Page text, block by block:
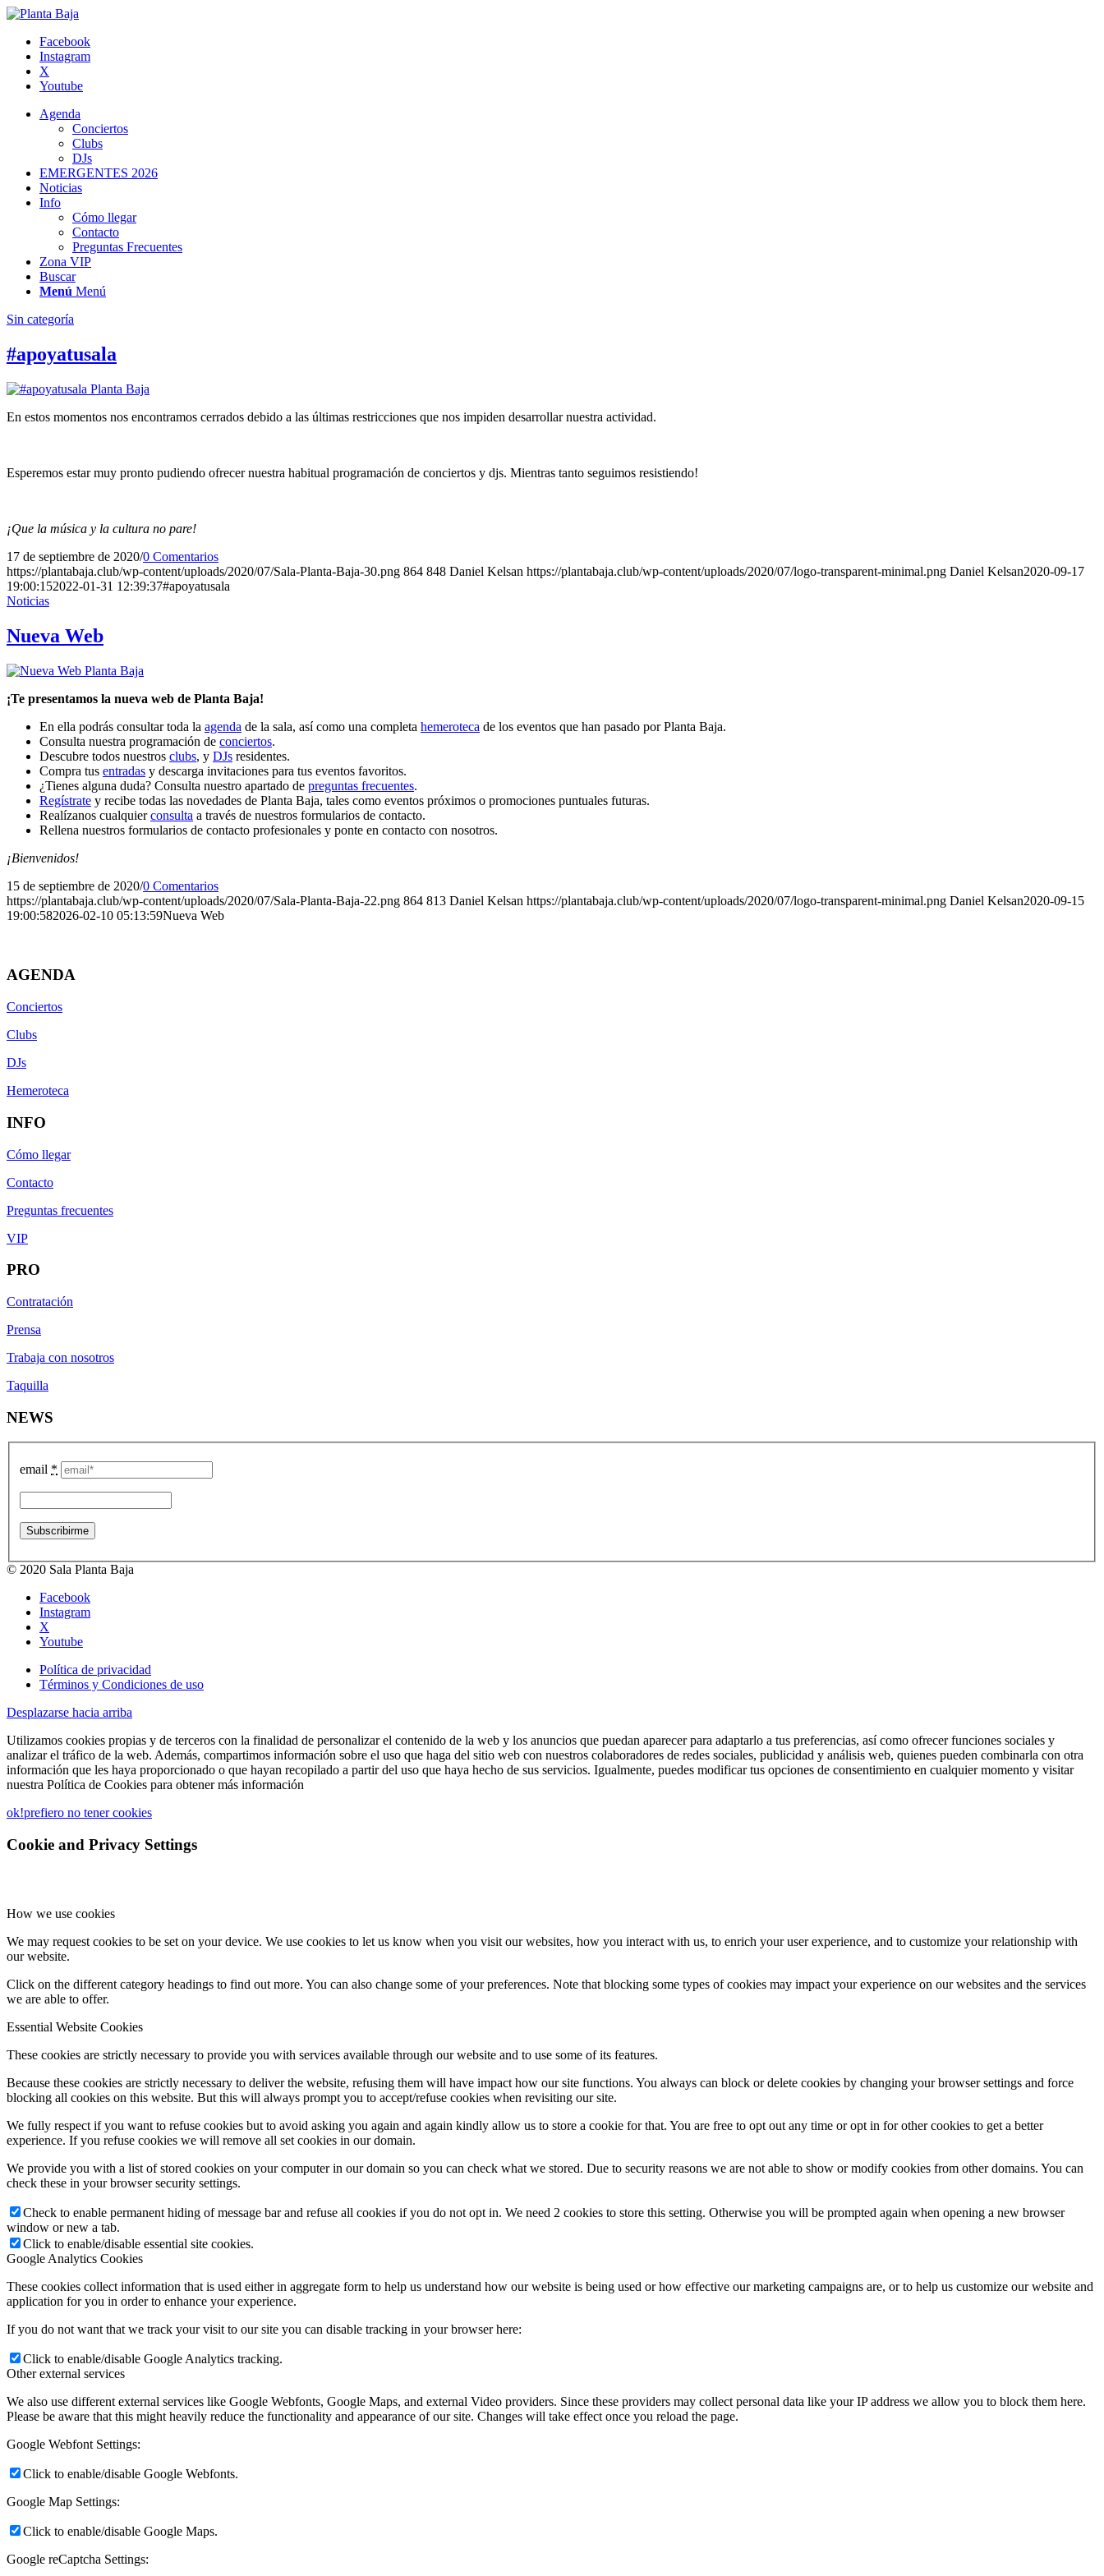
Facebook
Instagram
X
Youtube
Agenda
Conciertos
Clubs
DJs
EMERGENTES 2026
Noticias
Info
Cómo llegar
Contacto
Preguntas Frecuentes
Zona VIP
Buscar
Menú Menú
Sin categoría
#apoyatusala
En estos momentos nos encontramos cerrados debido a las últimas restricciones que nos impiden desarrollar nuestra actividad.
Esperemos estar muy pronto pudiendo ofrecer nuestra habitual programación de conciertos y djs. Mientras tanto seguimos resistiendo!
¡Que la música y la cultura no pare!
17 de septiembre de 2020/0 Comentarios
https://plantabaja.club/wp-content/uploads/2020/07/Sala-Planta-Baja-30.png 864 848 Daniel Kelsan https://plantabaja.club/wp-content/uploads/2020/07/logo-transparent-minimal.png Daniel Kelsan2020-09-17
19:00:152022-01-31 12:39:37#apoyatusala
Noticias
Nueva Web
¡Te presentamos la nueva web de Planta Baja!
En ella podrás consultar toda la agenda de la sala, así como una completa hemeroteca de los eventos que han pasado por Planta Baja.
Consulta nuestra programación de conciertos.
Descubre todos nuestros clubs, y DJs residentes.
Compra tus entradas y descarga invitaciones para tus eventos favoritos.
¿Tienes alguna duda? Consulta nuestro apartado de preguntas frecuentes.
Regístrate y recibe todas las novedades de Planta Baja, tales como eventos próximos o promociones puntuales futuras.
Realízanos cualquierconsulta a través de nuestros formularios de contacto.
Rellena nuestros formularios de contacto profesionales y ponte en contacto con nosotros.
¡Bienvenidos!
15 de septiembre de 2020/0 Comentarios
https://plantabaja.club/wp-content/uploads/2020/07/Sala-Planta-Baja-22.png 864 813 Daniel Kelsan https://plantabaja.club/wp-content/uploads/2020/07/logo-transparent-minimal.png Daniel Kelsan2020-09-15
19:00:582026-02-10 05:13:59Nueva Web
AGENDA
Conciertos
Clubs
DJs
Hemeroteca
INFO
Cómo llegar
Contacto
Preguntas frecuentes
VIP
PRO
Contratación
Prensa
Trabaja con nosotros
Taquilla
NEWS
email *
© 2020 Sala Planta Baja
Facebook
Instagram
X
Youtube
Política de privacidad
Términos y Condiciones de uso
Desplazarse hacia arriba
Utilizamos cookies propias y de terceros con la finalidad de personalizar el contenido de la web y los anuncios que puedan aparecer para adaptarlo a tus preferencias, así como ofrecer funciones sociales y
analizar el tráfico de la web. Además, compartimos información sobre el uso que haga del sitio web con nuestros colaboradores de redes sociales, publicidad y análisis web, quienes pueden combinarla con otra
información que les haya proporcionado o que hayan recopilado a partir del uso que haya hecho de sus servicios. Igualmente, puedes modificar tus opciones de consentimiento en cualquier momento y visitar
nuestra Política de Cookies para obtener más información
ok!prefiero no tener cookies
Cookie and Privacy Settings
How we use cookies
We may request cookies to be set on your device. We use cookies to let us know when you visit our websites, how you interact with us, to enrich your user experience, and to customize your relationship with
our website.
Click on the different category headings to find out more. You can also change some of your preferences. Note that blocking some types of cookies may impact your experience on our websites and the services
we are able to offer.
Essential Website Cookies
These cookies are strictly necessary to provide you with services available through our website and to use some of its features.
Because these cookies are strictly necessary to deliver the website, refusing them will have impact how our site functions. You always can block or delete cookies by changing your browser settings and force
blocking all cookies on this website. But this will always prompt you to accept/refuse cookies when revisiting our site.
We fully respect if you want to refuse cookies but to avoid asking you again and again kindly allow us to store a cookie for that. You are free to opt out any time or opt in for other cookies to get a better
experience. If you refuse cookies we will remove all set cookies in our domain.
We provide you with a list of stored cookies on your computer in our domain so you can check what we stored. Due to security reasons we are not able to show or modify cookies from other domains. You can
check these in your browser security settings.
Check to enable permanent hiding of message bar and refuse all cookies if you do not opt in. We need 2 cookies to store this setting. Otherwise you will be prompted again when opening a new browser
window or new a tab.
Click to enable/disable essential site cookies.
Google Analytics Cookies
These cookies collect information that is used either in aggregate form to help us understand how our website is being used or how effective our marketing campaigns are, or to help us customize our website and
application for you in order to enhance your experience.
If you do not want that we track your visit to our site you can disable tracking in your browser here:
Click to enable/disable Google Analytics tracking.
Other external services
We also use different external services like Google Webfonts, Google Maps, and external Video providers. Since these providers may collect personal data like your IP address we allow you to block them here.
Please be aware that this might heavily reduce the functionality and appearance of our site. Changes will take effect once you reload the page.
Google Webfont Settings:
Click to enable/disable Google Webfonts.
Google Map Settings:
Click to enable/disable Google Maps.
Google reCaptcha Settings: